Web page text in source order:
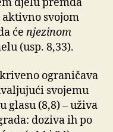
aktivno svojom
će njezinom
(usp. 8,33).
ograničava
svojemu
glasu (8,8) – uživa
doziva ih po